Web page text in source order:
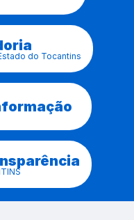
do Tocantins